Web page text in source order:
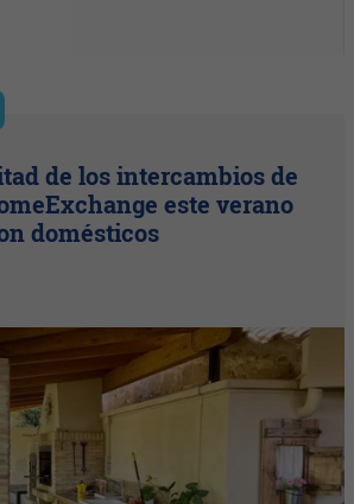
de los intercambios de
este verano
domésticos